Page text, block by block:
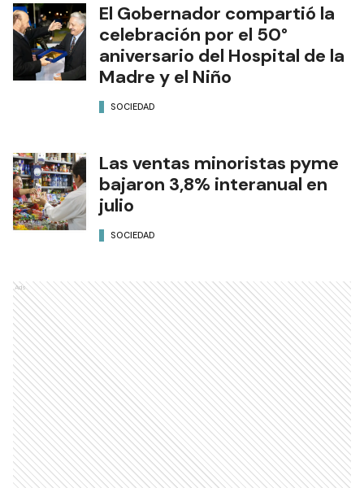
El Gobernador compartió la
celebración por el 50°
aniversario del Hospital de la
Madre y el Niño
SOCIEDAD
Las ventas minoristas pyme
bajaron 3,8% interanual en
julio
SOCIEDAD
Ads